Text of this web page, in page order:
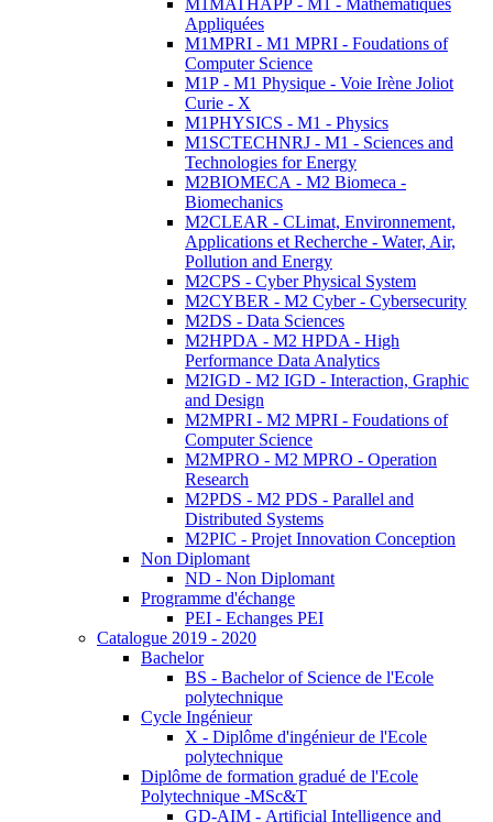
M1MATHAPP - M1 - Mathématiques
Appliquées
M1MPRI - M1 MPRI - Foudations of
Computer Science
M1P - M1 Physique - Voie Irène Joliot
Curie - X
M1PHYSICS - M1 - Physics
M1SCTECHNRJ - M1 - Sciences and
Technologies for Energy
M2BIOMECA - M2 Biomeca -
Biomechanics
M2CLEAR - CLimat, Environnement,
Applications et Recherche - Water, Air,
Pollution and Energy
M2CPS - Cyber Physical System
M2CYBER - M2 Cyber - Cybersecurity
M2DS - Data Sciences
M2HPDA - M2 HPDA - High
Performance Data Analytics
M2IGD - M2 IGD - Interaction, Graphic
and Design
M2MPRI - M2 MPRI - Foudations of
Computer Science
M2MPRO - M2 MPRO - Operation
Research
M2PDS - M2 PDS - Parallel and
Distributed Systems
M2PIC - Projet Innovation Conception
Non Diplomant
ND - Non Diplomant
Programme d'échange
PEI - Echanges PEI
Catalogue 2019 - 2020
Bachelor
BS - Bachelor of Science de l'Ecole
polytechnique
Cycle Ingénieur
X - Diplôme d'ingénieur de l'Ecole
polytechnique
Diplôme de formation gradué de l'Ecole
Polytechnique -MSc&T
GD-AIM - Artificial Intelligence and